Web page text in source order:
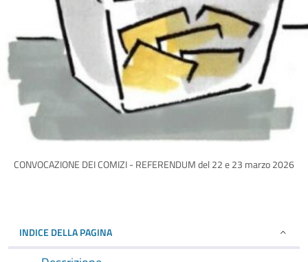
CONVOCAZIONE DEI COMIZI - REFERENDUM del 22 e 23 marzo 2026
INDICE DELLA PAGINA